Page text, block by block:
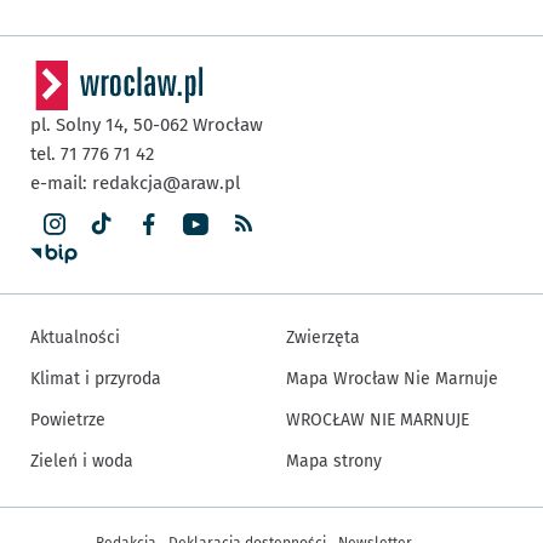
pl. Solny 14, 50-062 Wrocław
tel. 71 776 71 42
e-mail: redakcja@araw.pl
Aktualności
Klimat i przyroda
Powietrze
Zieleń i woda
Zwierzęta
Mapa Wrocław Nie Marnuje
WROCŁAW NIE MARNUJE
Mapa strony
Inne informacje